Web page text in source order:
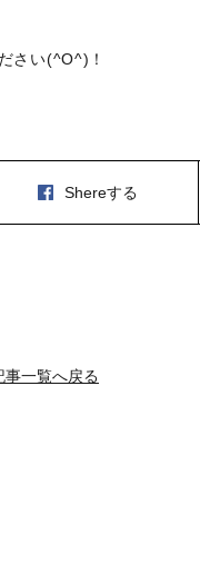
さい(^O^)！
Shereする
事一覧へ戻る